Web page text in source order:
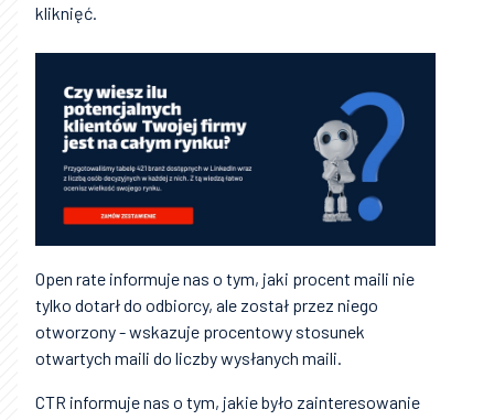
kliknięć.
Open rate informuje nas o tym, jaki procent maili nie
tylko dotarł do odbiorcy, ale został przez niego
otworzony - wskazuje procentowy stosunek
otwartych maili do liczby wysłanych maili.
CTR informuje nas o tym, jakie było zainteresowanie